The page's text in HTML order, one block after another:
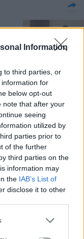
Information
to third parties, or
for
below opt-out
note that after your
seeing
utilized by
parties prior to
of the further
third parties on the
information may
the IAB’s List of
disclose it to other
i